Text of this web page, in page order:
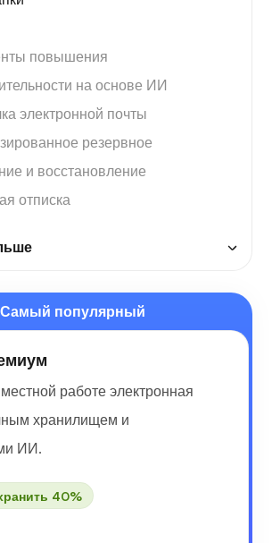
повышения
на основе ИИ
электронной почты
резервное
и восстановление
отписка
Самый популярный
работе электронная
хранилищем и
ИИ.
40%